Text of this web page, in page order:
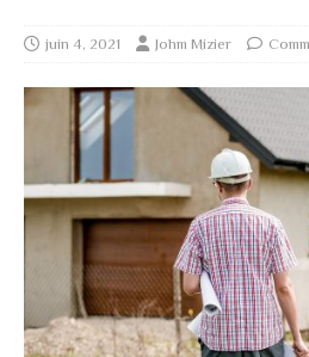
juin 4, 2021 Johm Mizier